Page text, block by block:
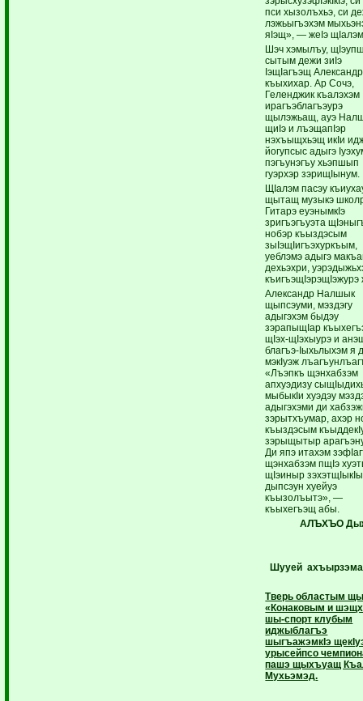
пси хызолъхьэ, си
лэжьыгъэхэм
яIэщ», — жеIэ
Шэч хэмылъу,
сытым дежи зиIэ
IэщIагъэщ Александр
къыхихар. Ар Сочэ,
Геленджик къалэхэм
ирагъэблагъэурэ
щылэжьащ, ауэ
щиIэ и лъэщапIэр
нэхъыщхьэщ икIи
йогупсыс адыгэ
пэгъунэгъу хьэпшып
гуэрхэр зэрищIынум.
ЩIалэм пасэу
щытащ музыкэ
Гитарэ еуэнымкIэ
зригъэгъуэта
нобэр къыздэсым
зыIэщIигъэхуркъым,
уеблэмэ адыгэ
дехьэхри,
къигъэщIэрэщIэжурэ
Александр Налшык
щыпсэуми, мэздэгу
адыгэхэм быдэу
зэрапыщIар
щIэх-щIэхыурэ и
благъэ-Iыхьлыхэм я
мэкIуэж
«Лъэпкъ щэнхабзэм
апхуэдизу
мыбыкIи хуэдэу
адыгэхэми ди
зэрытхъумар, ахэр
къыздэсым
зэрыщытыр
Ди япэ итахэм
щэнхабзэм пщIэ
щIэиныр
дыпсэун хуейуэ
къызолъытэ», —
къыхегъэщ абы.
АЛЪХЪО
Шууей
Тверь областым
«Конаковым и
шы-спорт клубым
иджыблагъэ
шыгъажэмкIэ
урысейпсо
пашэ щыхъуащ
Мухьэмэд.